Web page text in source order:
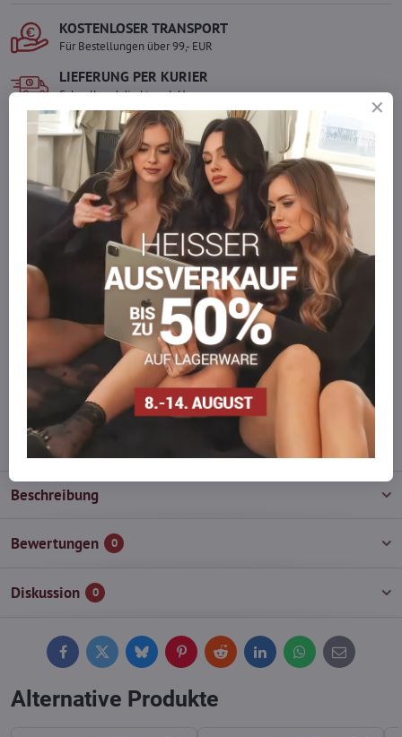
KOSTENLOSER TRANSPORT
Für Bestellungen über 99,- EUR
LIEFERUNG PER KURIER
Schnell und direkt nach Hause.
SICHERE ZAHLUNGEN
Gesicherte Online-Zahlungen
Ware auf Lager
Wir versenden sofort
Werden Sie Teil von everlady
Werden Sie Teil von everlady und genießen Sie einen 5 %
Mitgliedervorteilbei jedem Einkauf.
Der Vorteil wird automatisch im Warenkorb angewendet.
Möchten Sie mehr bestellen, als wir
auf Lager haben?
Zögern Sie nicht, uns zu kontaktieren, wir füllen die Ware für Sie
wieder auf!
info​@everlady​.eu
Beschreibung
Bewertungen 0
Diskussion 0
FacebookTwitterBlueskyPinterestReddit LinkedInWhatsApp
E-
mail
Alternative Produkte